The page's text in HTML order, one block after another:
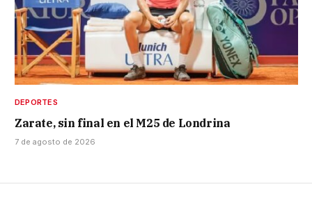
DEPORTES
Zarate, sin final en el M25 de Londrina
7 de agosto de 2026